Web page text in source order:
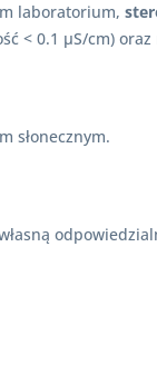
laboratorium,
< 0.1 µS/cm)
słonecznym.